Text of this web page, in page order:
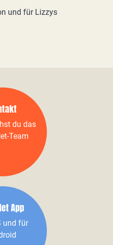
und für Lizzys
du das
Team
App
und für